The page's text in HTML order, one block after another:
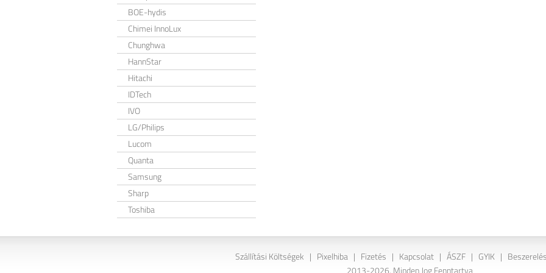
BOE-hydis
Chimei InnoLux
Chunghwa
HannStar
Hitachi
IDTech
IVO
LG/Philips
Lucom
Quanta
Samsung
Sharp
Toshiba
Szállítási Költségek | Pixelhiba | Fizetés | Kapcsolat | ÁSZF | GYIK |
2013-2026. Minden Jog Fenntartva